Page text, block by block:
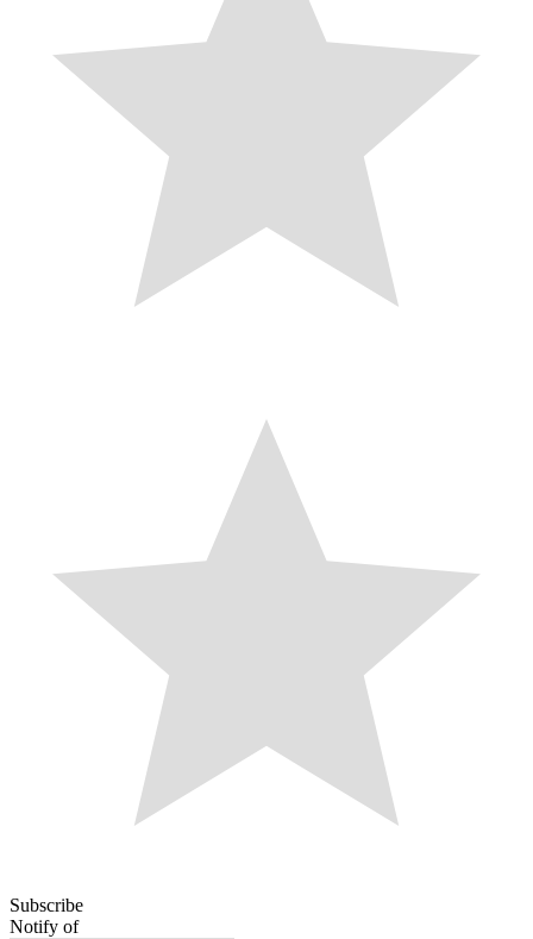
Subscribe
Notify of